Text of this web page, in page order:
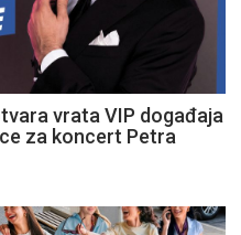
vrata VIP događaja
za koncert Petra